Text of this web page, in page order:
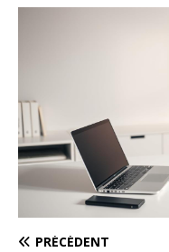
PRÉCÉDENT